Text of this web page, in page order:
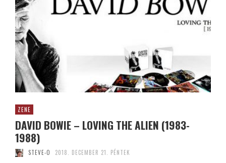
ZENE
DAVID BOWIE – LOVING THE ALIEN (1983-
1988)
STEVE-O 2018. DECEMBER 21. PÉNTEK